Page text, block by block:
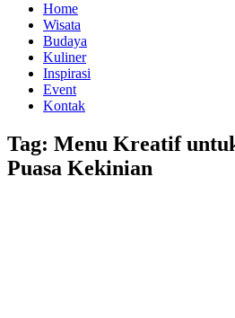
Home
Wisata
Budaya
Kuliner
Inspirasi
Event
Kontak
Tag: Menu Kreatif
Puasa Kekinian